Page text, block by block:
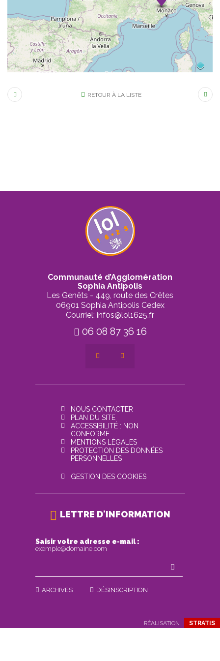
RETOUR À LA LISTE
Communauté d’Agglomération
Sophia Antipolis
Les Genêts - 449, route des Crêtes
06901 Sophia Antipolis Cedex
Courriel: infos@lol1625.fr
06 08 87 36 16
NOUS CONTACTER
PLAN DU SITE
ACCESSIBILITÉ : NON
CONFORME
MENTIONS LÉGALES
PROTECTION DES DONNÉES
PERSONNELLES
GESTION DES COOKIES
LETTRE D'INFORMATION
Saisir votre adresse e-mail :
exemple@domaine.com
ARCHIVES DÉSINSCRIPTION
RÉALISATION STRATIS